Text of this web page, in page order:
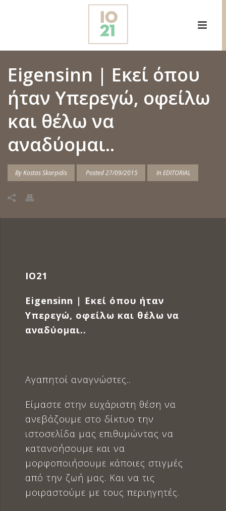
Eigensinn | Εκεί όπου
ήταν Υπερεγώ, οφείλω
και θέλω να
αναδύομαι..
ByKostas Skarpidis Posted27/09/2015 InEDITORIAL
IO21
Eigensinn | Εκεί όπου ήταν
Υπερεγώ, οφείλω και θέλω να
αναδύομαι..
Αγαπητοί αναγνώστες..
Είμαστε στην ευχάριστη θέση να
ανεβάζουμε στο δίκτυο την
ιστοσελίδα μας επιθυμώντας να
κατανοήσουμε και να
μορφοποιήσουμε κάποιες στιγμές
από την ζωή μας. Και να τις
μοιραστούμε με τους περιηγητές.